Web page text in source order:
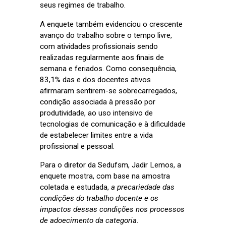
seus regimes de trabalho.
A enquete também evidenciou o crescente
avanço do trabalho sobre o tempo livre,
com atividades profissionais sendo
realizadas regularmente aos finais de
semana e feriados. Como consequência,
83,1% das e dos docentes ativos
afirmaram sentirem-se sobrecarregados,
condição associada à pressão por
produtividade, ao uso intensivo de
tecnologias de comunicação e à dificuldade
de estabelecer limites entre a vida
profissional e pessoal.
Para o diretor da Sedufsm, Jadir Lemos, a
enquete mostra, com base na amostra
coletada e estudada, a precariedade das
condições do trabalho docente e os
impactos dessas condições nos processos
de adoecimento da categoria.